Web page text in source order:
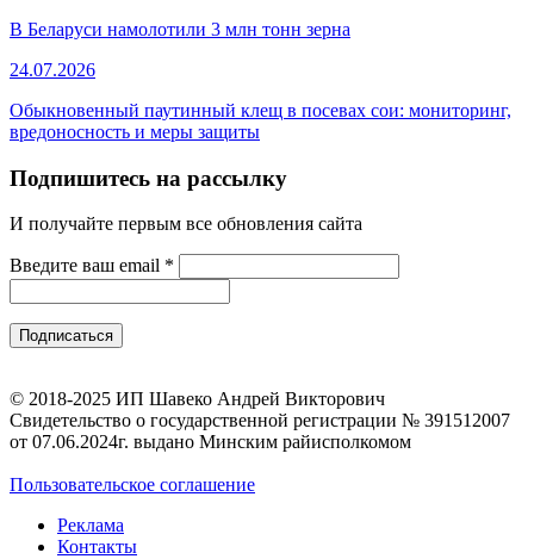
В Беларуси намолотили 3 млн тонн зерна
24.07.2026
Обыкновенный паутинный клещ в посевах сои: мониторинг,
вредоносность и меры защиты
Подпишитесь на рассылку
И получайте первым все обновления сайта
Введите ваш email *
© 2018-2025 ИП Шавеко Андрей Викторович
Свидетельство о государственной регистрации № 391512007
от 07.06.2024г. выдано Минским райисполкомом
Пользовательское соглашение
Реклама
Контакты